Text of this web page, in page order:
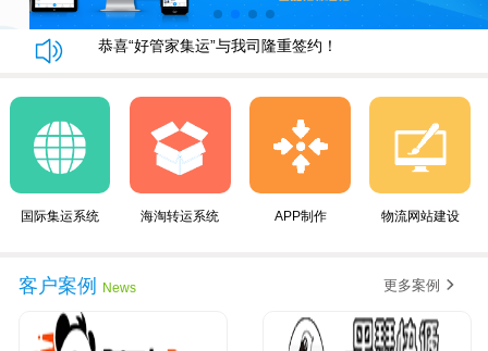
恭喜“好管家集运”与我司隆重签约！
朗信集运系统与广州飞通物流签订《集运系统》合同！
黄金8月，朗信再次签约多家国际集运公司~
恭喜“好管家集运”与我司隆重签约！
朗信集运系统手机端快速下单教程
国际集运系统 海淘转运系统 APP制作 物流网站建设
客户案例 News 更多案例